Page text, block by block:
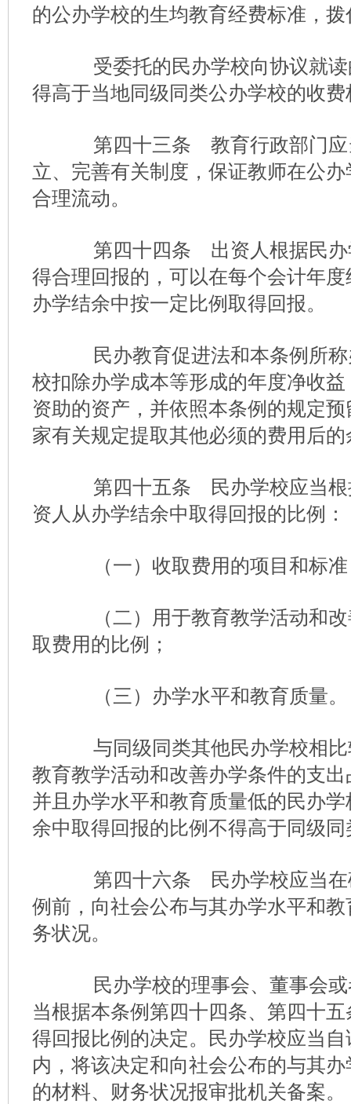
的公办学校的生均教育经费标准，
受委托的民办学校向协议就读
得高于当地同级同类公办学校的收费
第四十三条 教育行政部门应
立、完善有关制度，保证教师在公
合理流动。
第四十四条 出资人根据民办
得合理回报的，可以在每个会计年
办学结余中按一定比例取得回报。
民办教育促进法和本条例所称
校扣除办学成本等形成的年度净收
资助的资产，并依照本条例的规定
家有关规定提取其他必须的费用后的
第四十五条 民办学校应当根
资人从办学结余中取得回报的比例：
（一）收取费用的项目和标准
（二）用于教育教学活动和改
取费用的比例；
（三）办学水平和教育质量。
与同级同类其他民办学校相比
教育教学活动和改善办学条件的支
并且办学水平和教育质量低的民办
余中取得回报的比例不得高于同级
第四十六条 民办学校应当在
例前，向社会公布与其办学水平和
务状况。
民办学校的理事会、董事会或
当根据本条例第四十四条、第四十
得回报比例的决定。民办学校应当
内，将该决定和向社会公布的与其
的材料、财务状况报审批机关备案。